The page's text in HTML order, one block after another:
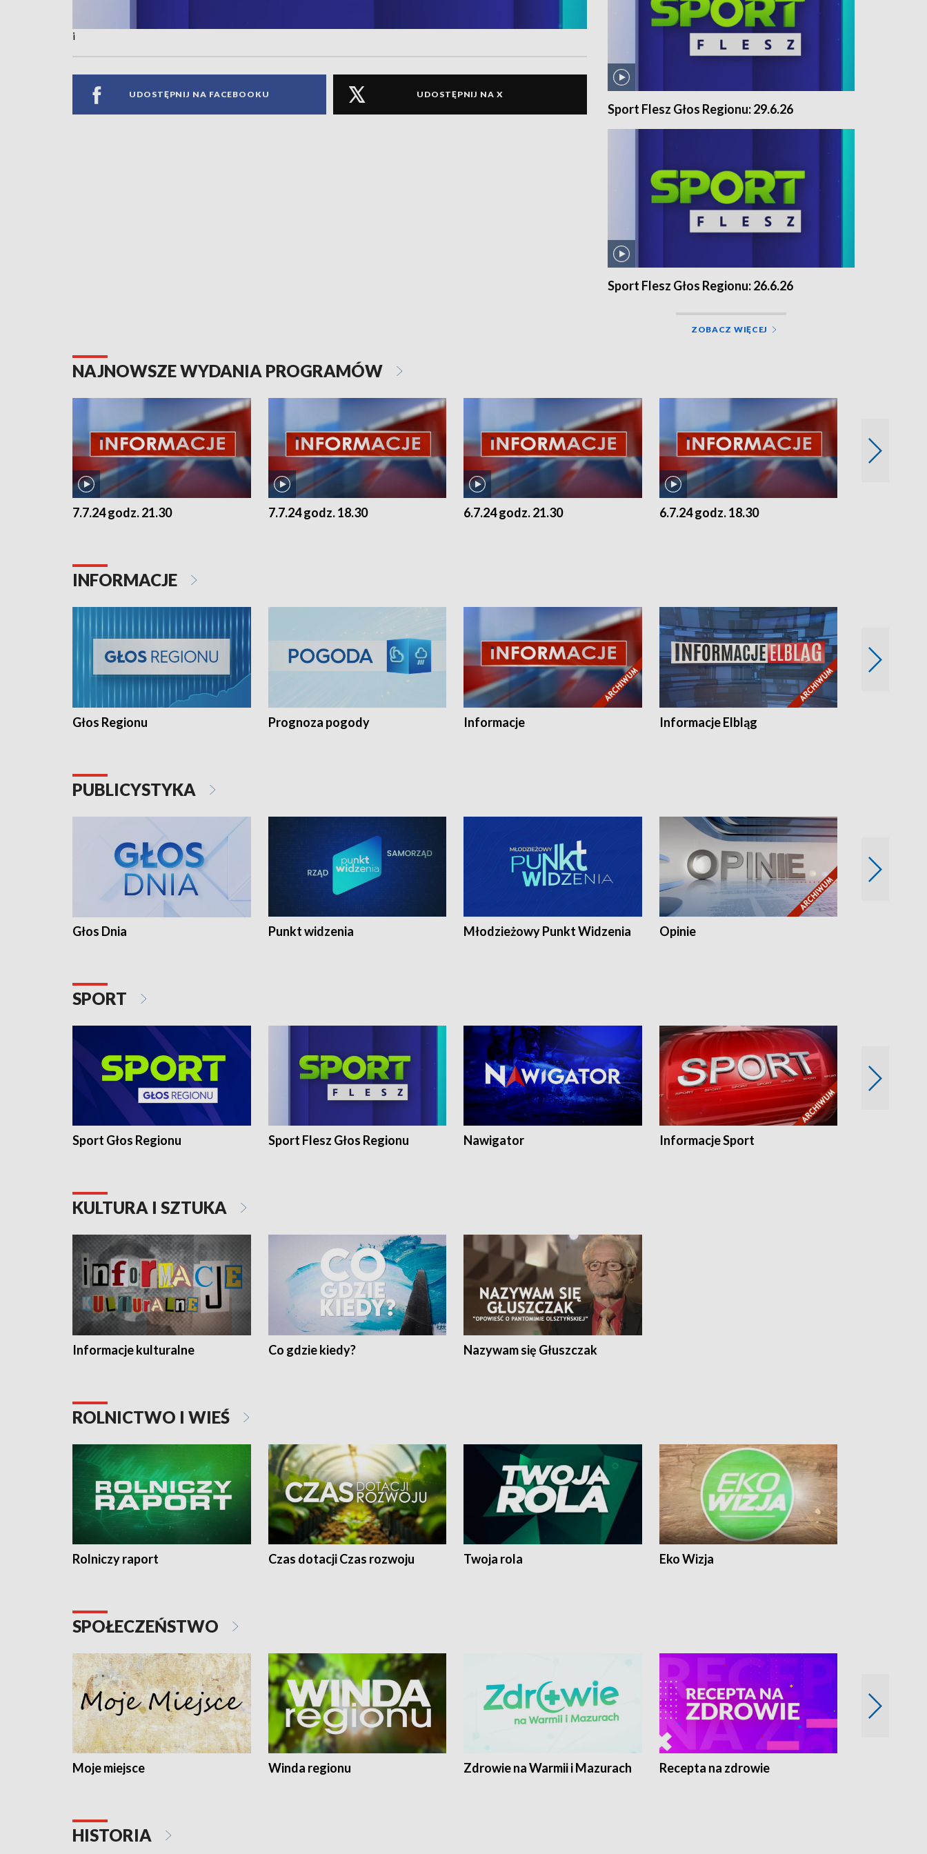
i
UDOSTĘPNIJ NA FACEBOOKU UDOSTĘPNIJ NA X
Sport Flesz Głos Regionu: 29.6.26
Sport Flesz Głos Regionu: 26.6.26
ZOBACZ WIĘCEJ
NAJNOWSZE WYDANIA PROGRAMÓW
7.7.24 godz. 21.30 7.7.24 godz. 18.30 6.7.24 godz. 21.30 6.7.24 godz. 18.30
INFORMACJE
Głos Regionu Prognoza pogody Informacje Informacje Elbląg
PUBLICYSTYKA
Głos Dnia Punkt widzenia Młodzieżowy Punkt Widzenia Opinie
SPORT
Sport Głos Regionu Sport Flesz Głos Regionu Nawigator Informacje Sport
KULTURA I SZTUKA
Informacje kulturalne Co gdzie kiedy? Nazywam się Głuszczak
ROLNICTWO I WIEŚ
Rolniczy raport Czas dotacji Czas rozwoju Twoja rola Eko Wizja
SPOŁECZEŃSTWO
Moje miejsce Winda regionu Zdrowie na Warmii i Mazurach Recepta na zdrowie
HISTORIA